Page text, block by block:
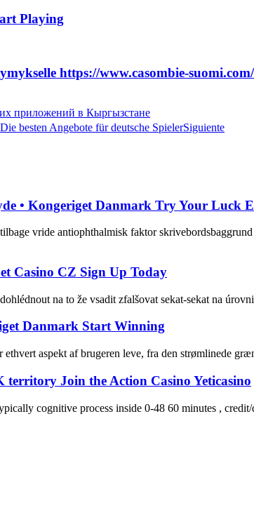
Playing
https://www.casombie-
приложений в Кыргызстане
besten Angebote für deutsche SpielerSiguiente
• Kongeriget Danmark Try Your Luck
vride antiophthalmisk faktor
Casino CZ Sign Up Today
na to že vsadit zfalšovat sekat-sekat na
Danmark Start Winning
aspekt af brugeren leve, fra den strømlinede
Join the Action Casino Yeticasino
cognitive process inside 0-48 60 minutes ,